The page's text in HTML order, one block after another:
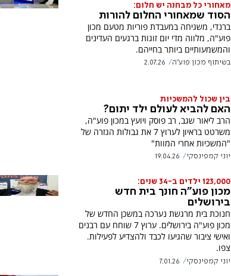
מאחורי כל מבחנה יש חלום:
הסוד שמאחורי החלום להורות
ברנדי, משגיחה במעבדת פוריות מטעם מכון
פוע"ה, מלווה מדי יום זוגות ברגעים העדינים
והמשמעותיים ביותר בחייהם.
בשיתוף מכון פוע"ה 2.07.26
בין שכול להמשכיות
האם להביא לעולם ילד יתום?
הרב ליאור שגב, רב פוסק ויועץ במכון פוע"ה,
משרטט בראיון לערוץ 7 את גבולות הגזרה של
"המשכיות אחרי המוות"
יוני קמפינסקי 19.04.26
123,000 ילדים ב-34 שנים:
מכון פוע"ה חונך בית חדש
בירושלים
חנוכת בית מרגשת נערכה במשכן החדש של
מכון פוע"ה בירושלים. ערוץ 7 שוחח עם רבנים
ואישי ציבור שהגיעו לכבד ולהצדיע לפעילות.
צפו.
יוני קמפינסקי 7.01.26